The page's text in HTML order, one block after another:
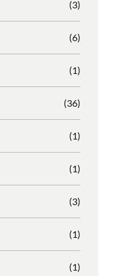
(3)
(6)
(1)
(36)
(1)
(1)
(3)
(1)
(1)